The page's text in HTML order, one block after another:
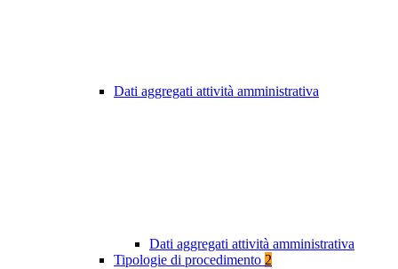
Dati aggregati attività amministrativa
Dati aggregati attività amministrativa
Tipologie di procedimento 2